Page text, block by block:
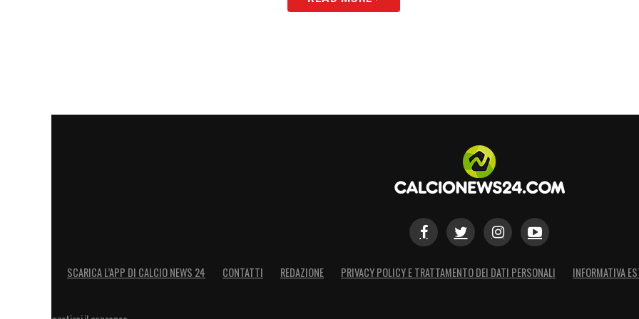
LA PLAYLIST DELLE NOSTRE TOP NEWS
SCARICA L’APP DI CALCIO NEWS 24 CONTATTI REDAZIONE PRIVACY POLICY E TRATTAMENTO DEI DATI PERSONALI INFORMATIVA